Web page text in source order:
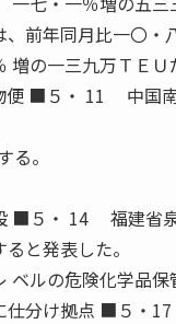
前年同月比一〇・
の一三九万ＴＥＵ
便 ■５・ 11 中国
。
■５・ 14 福建省
と発表した。
ルの危険化学品保
仕分け拠点 ■５・